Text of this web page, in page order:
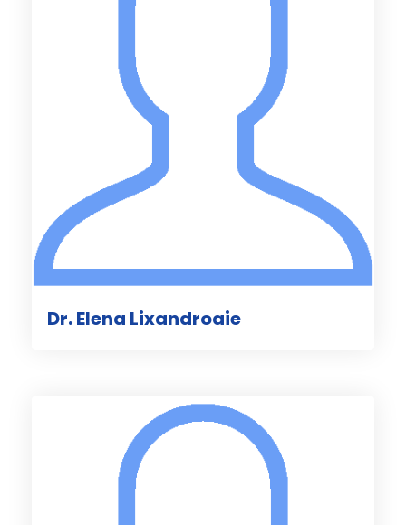
Dr. Elena Lixandroaie